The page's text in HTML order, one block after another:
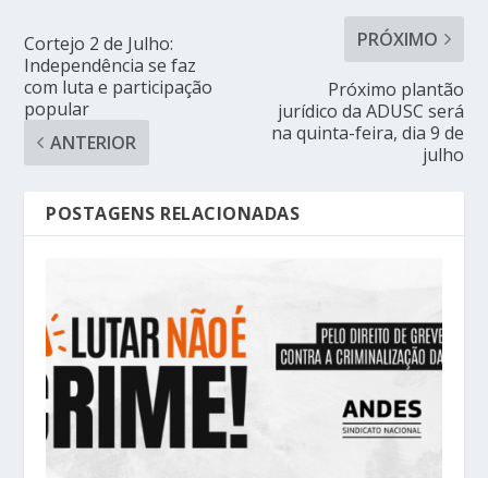
Cortejo 2 de Julho:
Independência se faz
com luta e participação
popular
ANTERIOR
PRÓXIMO
Próximo plantão
jurídico da ADUSC será
na quinta-feira, dia 9 de
julho
POSTAGENS RELACIONADAS